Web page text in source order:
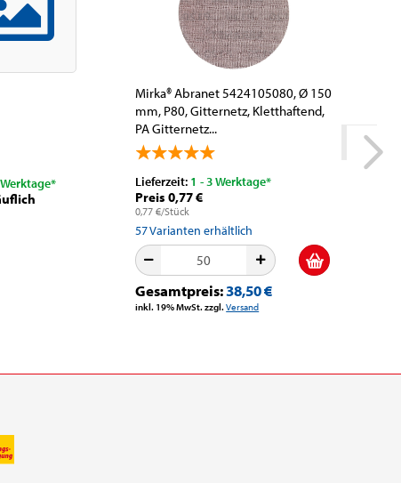
Mirka® Abranet 5424105080, Ø 150
mm, P80, Gitternetz, Kletthaftend,
PA Gitternetz...
Lieferzeit: 1 - 3 Werktage*
Preis 0,77 €
0,77 €/Stück
57Varianten erhältlich
Gesamtpreis:38,50 €
inkl. 19% MwSt. zzgl.Versand